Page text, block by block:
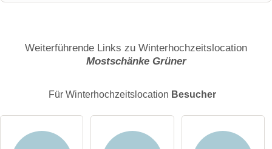
E-Mail-Adresse (wird nicht veröffentlicht)
Weiterführende Links zu Winterhochzeitslocation
Mostschänke Grüner
Für Winterhochzeitslocation Besucher